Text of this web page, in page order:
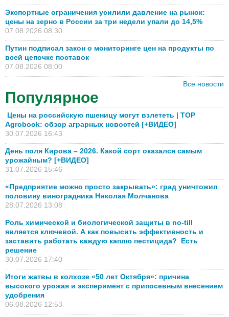
Экспортные ограничения усилили давление на рынок:
цены на зерно в России за три недели упали до 14,5%
07.08.2026 08:30
Путин подписал закон о мониторинге цен на продукты по
всей цепочке поставок
07.08.2026 08:00
Все новости
Популярное
Цены на российскую пшеницу могут взлететь | TOP
Agrobook: обзор аграрных новостей [+ВИДЕО]
30.07.2026 16:43
День поля Кирова – 2026. Какой сорт оказался самым
урожайным? [+ВИДЕО]
31.07.2026 15:46
«Предприятие можно просто закрывать»: град уничтожил
половину виноградника Николая Молчанова
28.07.2026 13:08
Роль химической и биологической защиты в no-till
является ключевой. А как повысить эффективность и
заставить работать каждую каплю пестицида? Есть
решение
30.07.2026 17:40
Итоги жатвы в колхозе «50 лет Октября»: причина
высокого урожая и эксперимент с припосевным внесением
удобрения
06.08.2026 12:53